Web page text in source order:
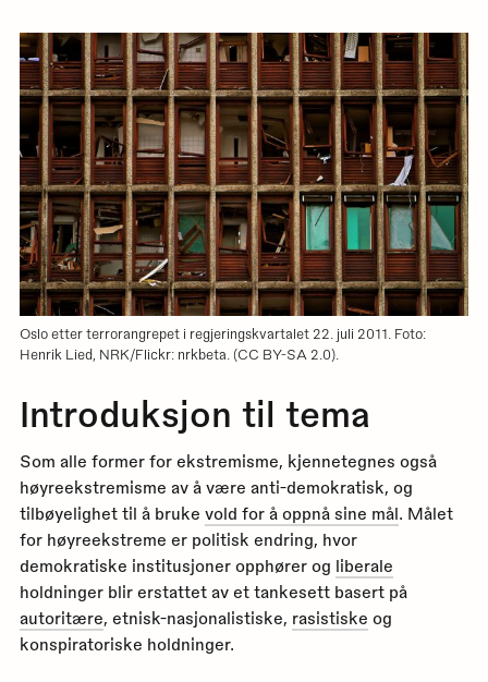
Oslo etter terrorangrepet i regjeringskvartalet 22. juli 2011. Foto:
Henrik Lied, NRK/Flickr: nrkbeta. (CC BY-SA 2.0).
Introduksjon til tema
Som alle former for ekstremisme, kjennetegnes også
høyreekstremisme av å være anti-demokratisk, og
tilbøyelighet til å bruke vold for å oppnå sine mål. Målet
for høyreekstreme er politisk endring, hvor
demokratiske institusjoner opphører og liberale
holdninger blir erstattet av et tankesett basert på
autoritære, etnisk-nasjonalistiske, rasistiske og
konspiratoriske holdninger.